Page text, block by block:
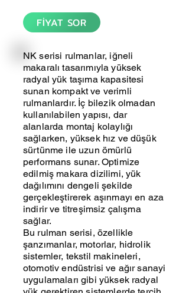
FİYAT SOR
NK serisi rulmanlar, iğneli
makaralı tasarımıyla yüksek
radyal yük taşıma kapasitesi
sunan kompakt ve verimli
rulmanlardır. İç bilezik olmadan
kullanılabilen yapısı, dar
alanlarda montaj kolaylığı
sağlarken, yüksek hız ve düşük
sürtünme ile uzun ömürlü
performans sunar. Optimize
edilmiş makara dizilimi, yük
dağılımını dengeli şekilde
gerçekleştirerek aşınmayı en aza
indirir ve titreşimsiz çalışma
sağlar.
Bu rulman serisi, özellikle
şanzımanlar, motorlar, hidrolik
sistemler, tekstil makineleri,
otomotiv endüstrisi ve ağır sanayi
uygulamaları gibi yüksek radyal